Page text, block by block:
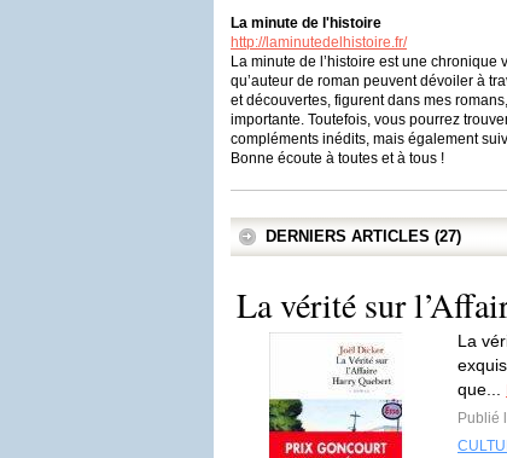
La minute de l'histoire
http://laminutedelhistoire.fr/
La minute de l’histoire est une
qu’auteur de roman peuvent dévoiler à
et découvertes, figurent dans mes
importante. Toutefois, vous pourrez
compléments inédits, mais également
Bonne écoute à toutes et à tous !
DERNIERS ARTICLES (27)
La vérité sur
La
que...
Publié